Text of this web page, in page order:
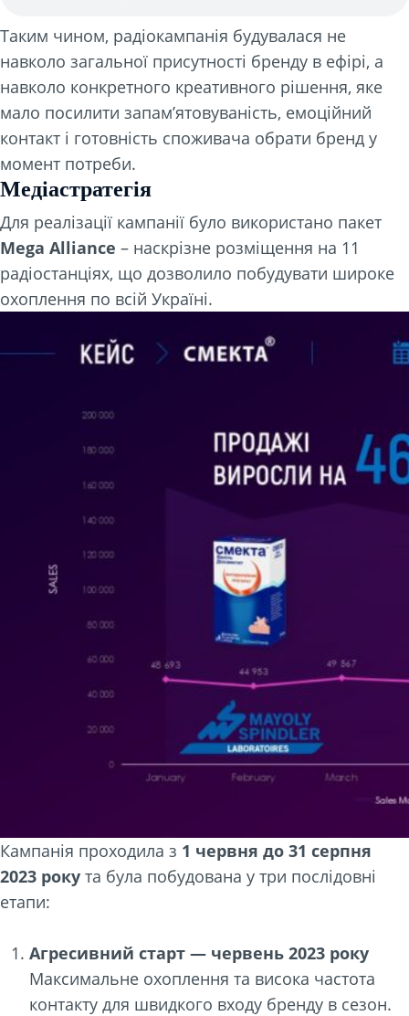
Таким чином, радіокампанія будувалася не
навколо загальної присутності бренду в ефірі, а
навколо конкретного креативного рішення, яке
мало посилити запам’ятовуваність, емоційний
контакт і готовність споживача обрати бренд у
момент потреби.
Медіастратегія
Для реалізації кампанії було використано пакет
Mega Alliance – наскрізне розміщення на 11
радіостанціях, що дозволило побудувати широке
охоплення по всій Україні.
Кампанія проходила з 1 червня до 31 серпня
2023 року та була побудована у три послідовні
етапи:
Агресивний старт — червень 2023 року
Максимальне охоплення та висока частота
контакту для швидкого входу бренду в сезон.